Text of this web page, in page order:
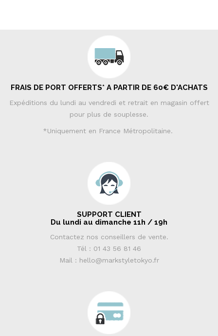
FRAIS DE PORT OFFERTS* A PARTIR DE 60€ D'ACHATS
Expéditions du lundi au vendredi et retrait en magasin offert
pour plus de souplesse.
*Uniquement en France Métropolitaine.
SUPPORT CLIENT
Du lundi au dimanche 11h / 19h
Contactez nos conseillers de vente.
Tél : 01 43 56 81 46
Mail : hello@markstyletokyo.fr